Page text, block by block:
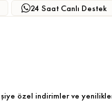
24 Saat Canlı Destek
özel indirimler ve